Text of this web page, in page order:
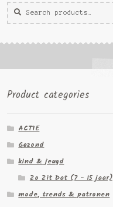
Zoeken
voor:
Zoek
Product categories
ACTIE
Gezond
kind & jeugd
Zo Zit Dat (7 - 15 jaar)
mode, trends & patronen